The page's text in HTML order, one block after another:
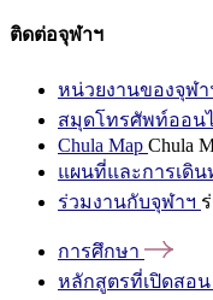
ติดต่อจุฬาฯ
หน่วยงานของจุฬา
สมุดโทรศัพท์ออน
Chula Map Chula
แผนที่และการเดิน
ร่วมงานกับจุฬาฯ
การศึกษา
หลักสูตรที่เปิดสอน